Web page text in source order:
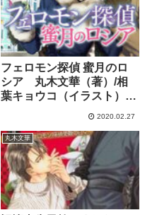
フェロモン探偵 蜜月のロ
シア 丸木文華（著）/相
葉キョウコ（イラスト）
2020.02.27
丸木文華